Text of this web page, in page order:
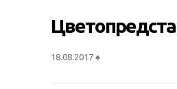
18.08.2017 ♠